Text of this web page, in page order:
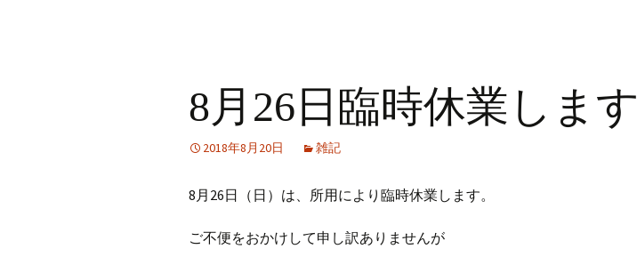
8月26日臨時休業します
2018年8月20日 雑記
8月26日（日）は、所用により臨時休業します。
ご不便をおかけして申し訳ありませんが